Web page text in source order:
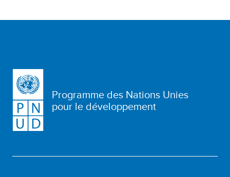
Programme des Nations Unies
pour le développement